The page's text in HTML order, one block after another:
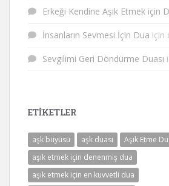
Erkeği Kendine Aşık Etmek için
İnsanların Sevmesi İçin Dua için
Sevgilimi Geri Döndürme Duası
ETIKETLER
aşk büyüsü aşk duası
Aşık Etme
aşık etmek için denenmiş dua
aşık etmek için en kuvvetli dua